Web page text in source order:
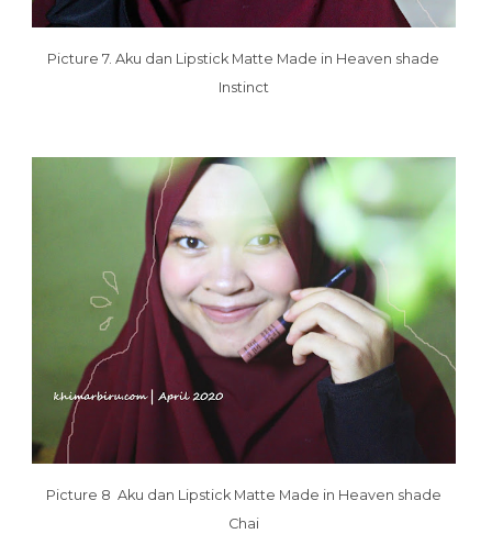
Picture 7. Aku dan Lipstick Matte Made in Heaven shade
Instinct
Picture 8 Aku dan Lipstick Matte Made in Heaven shade
Chai